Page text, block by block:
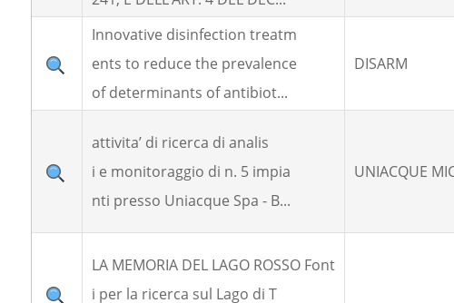
Innovative disinfection treatm
ents to reduce the prevalence
of determinants of antibiot...
DISARM
attivita’ di ricerca di analis
i e monitoraggio di n. 5 impia
nti presso Uniacque Spa - B...
UNIACQUE
LA MEMORIA DEL LAGO ROSSO Font
i per la ricerca sul Lago di T